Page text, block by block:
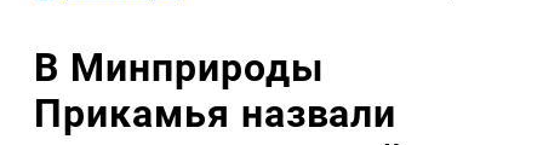
В Минприроды
Прикамья назвали